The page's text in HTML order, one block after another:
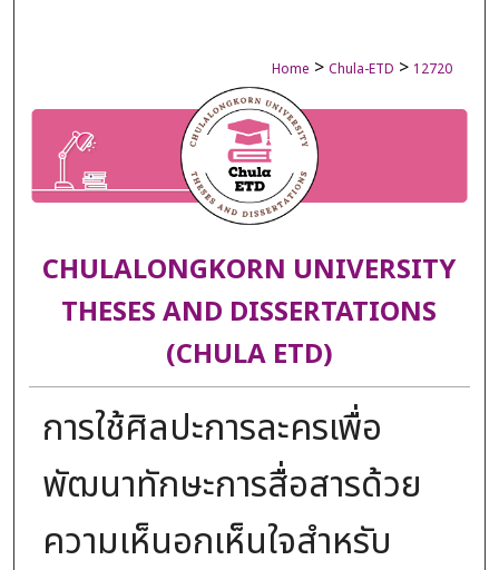
Home > Chula-ETD > 12720
CHULALONGKORN UNIVERSITY
THESES AND DISSERTATIONS
(CHULA ETD)
การใช้ศิลปะการละครเพื่อ
พัฒนาทักษะการสื่อสารด้วย
ความเห็นอกเห็นใจสำหรับ